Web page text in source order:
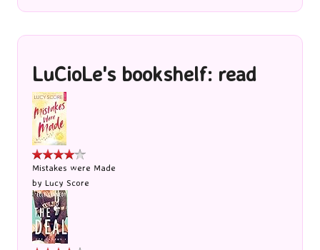
LuCioLe's bookshelf: read
Mistakes were Made
by Lucy Score